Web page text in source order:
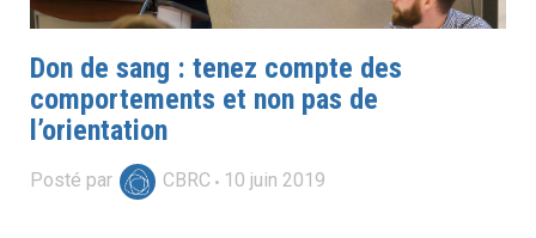
Don de sang : tenez compte des
comportements et non pas de
l’orientation
Posté par CBRC 10 juin 2019